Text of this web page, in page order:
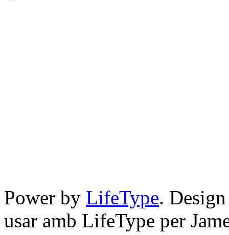
Power by LifeType.
usar amb LifeType per